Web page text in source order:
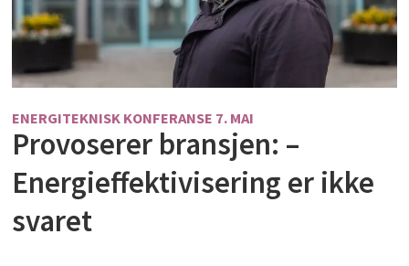
ENERGITEKNISK KONFERANSE 7. MAI
Provoserer bransjen: –
Energieffektivisering er ikke
svaret